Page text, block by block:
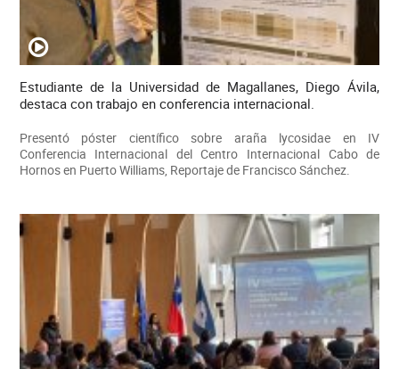
Estudiante de la Universidad de Magallanes, Diego Ávila,
destaca con trabajo en conferencia internacional.
Presentó póster científico sobre araña lycosidae en IV
Conferencia Internacional del Centro Internacional Cabo de
Hornos en Puerto Williams, Reportaje de Francisco Sánchez.